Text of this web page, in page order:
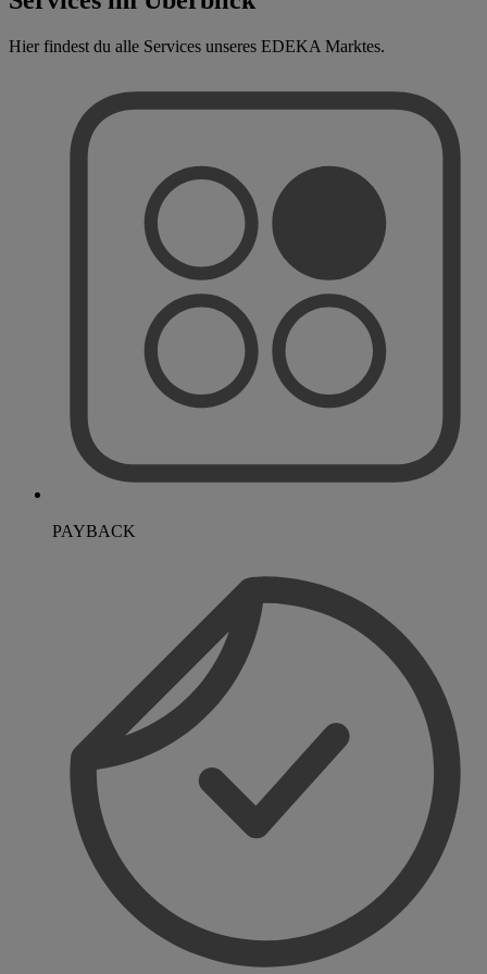
Hier findest du alle Services unseres EDEKA Marktes.
PAYBACK